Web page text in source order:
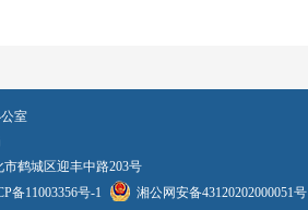
室
市鹤城区迎丰中路203号
备11003356号-1 湘公网安备43120202000051号